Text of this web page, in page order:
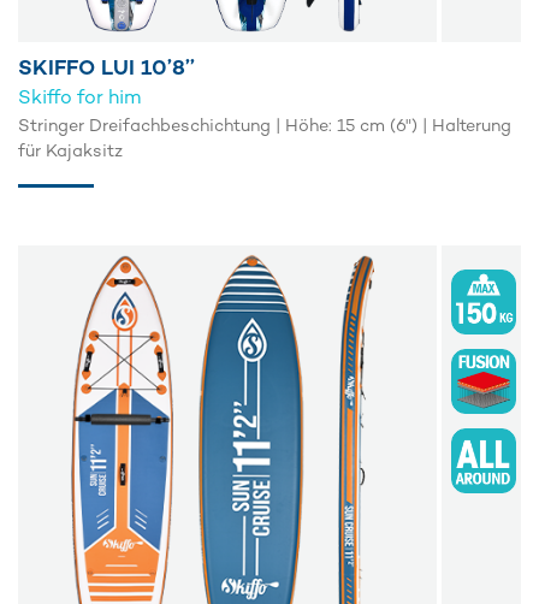
SKIFFO LUI 10’8’’
Skiffo for him
Stringer Dreifachbeschichtung | Höhe: 15 cm (6") | Halterung
für Kajaksitz